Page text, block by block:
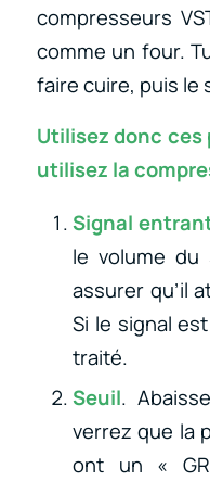
compresseurs
comme un four.
faire cuire, puis le
Utilisez donc
utilisez la
Signal
le volume du
assurer qu’il
Si le signal
traité.
Seuil.
verrez que la
ont un «